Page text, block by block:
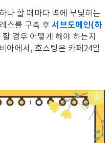
나 할 때마다 벽에 부딪히는
스를 구축 후 서브도메인(하
할 경우 어떻게 해야 하는지
아에서, 호스팅은 카페24일